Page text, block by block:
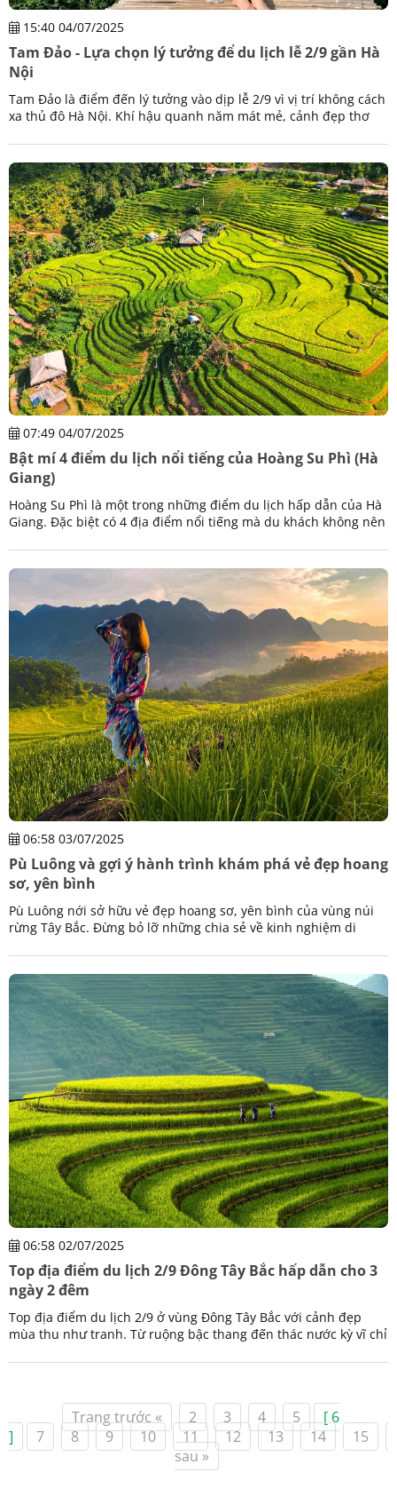
15:40 04/07/2025
Tam Đảo - Lựa chọn lý tưởng để du lịch lễ 2/9 gần Hà
Nội
Tam Đảo là điểm đến lý tưởng vào dịp lễ 2/9 vì vị trí không cách
xa thủ đô Hà Nội. Khí hậu quanh năm mát mẻ, cảnh đẹp thơ
07:49 04/07/2025
Bật mí 4 điểm du lịch nổi tiếng của Hoàng Su Phì (Hà
Giang)
Hoàng Su Phì là một trong những điểm du lịch hấp dẫn của Hà
Giang. Đặc biệt có 4 địa điểm nổi tiếng mà du khách không nên
06:58 03/07/2025
Pù Luông và gợi ý hành trình khám phá vẻ đẹp hoang
sơ, yên bình
Pù Luông nới sở hữu vẻ đẹp hoang sơ, yên bình của vùng núi
rừng Tây Bắc. Đừng bỏ lỡ những chia sẻ về kinh nghiệm di
06:58 02/07/2025
Top địa điểm du lịch 2/9 Đông Tây Bắc hấp dẫn cho 3
ngày 2 đêm
Top địa điểm du lịch 2/9 ở vùng Đông Tây Bắc với cảnh đẹp
mùa thu như tranh. Từ ruộng bậc thang đến thác nước kỳ vĩ chỉ
Trang trước « 2 3 4 5
[ 6
]
7 8 9 10 11 12 13 14 15
sau »